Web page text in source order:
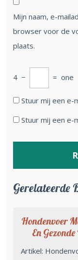
Mijn naam, e-
browser voor de
plaats.
4 − = one
Stuur mij een e-
Stuur mij een e-
Gerelateerde
Hondenvoer
En
Artikel: